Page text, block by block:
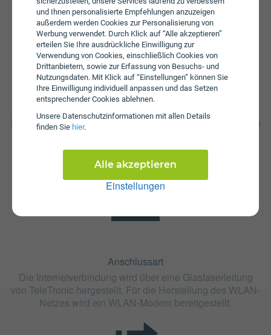
und Ihnen personalisierte Empfehlungen anzuzeigen
außerdem werden Cookies zur Personalisierung von
Werbung verwendet. Durch Klick auf “Alle akzeptieren”
erteilen Sie Ihre ausdrückliche Einwilligung zur
Verwendung von Cookies, einschließlich Cookies von
Drittanbietern, sowie zur Erfassung von Besuchs- und
Nutzungsdaten. Mit Klick auf “Einstellungen” können Sie
Ihre Einwilligung individuell anpassen und das Setzen
entsprechender Cookies ablehnen.
Unsere Daten­schutz­informationen mit allen Details
finden Sie hier.
Einstellungen
Alle akzeptieren
Der Tarif ON:FS150 ist ohne Mindestvertragslaufzeit (ohne
Anschlussart
Die Internetverbindung wird über eine Glasfaserleitung
von TeleTronic hergestellt. Für die Herstellung des WLAN-
Netzes wird ein WLAN-Modem bereitgestellt.